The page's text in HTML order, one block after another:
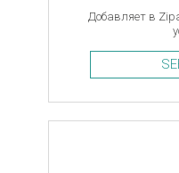
Добавляет в